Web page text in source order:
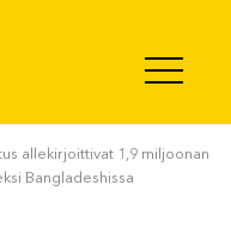
allekirjoittivat 1,9 miljoonan
Bangladeshissa